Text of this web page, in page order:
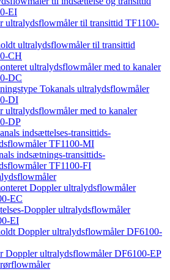
EI
ultralydsflowmåler til transittid TF1100-
ultralydsflowmåler til transittid
CH
ultralydsflowmåler med to kanaler
DC
Tokanals ultralydsflowmåler
DI
ultralydsflowmåler med to kanaler
DP
indsættelses-transittids-
TF1100-MI
indsætnings-transittids-
TF1100-FI
Doppler ultralydsflowmåler
EC
Doppler ultralydsflowmåler
EI
Doppler ultralydsflowmåler DF6100-
Doppler ultralydsflowmåler DF6100-EP